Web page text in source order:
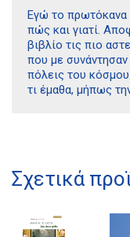
Εγώ το πρωτόκανα
πώς και γιατί.
βιβλίο τις πιο
που με
πόλεις του
τι έμαθα, μήπως
Σχετικά